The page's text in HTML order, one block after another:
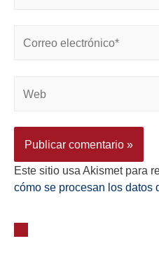
Este sitio usa Akismet para
cómo se procesan los datos